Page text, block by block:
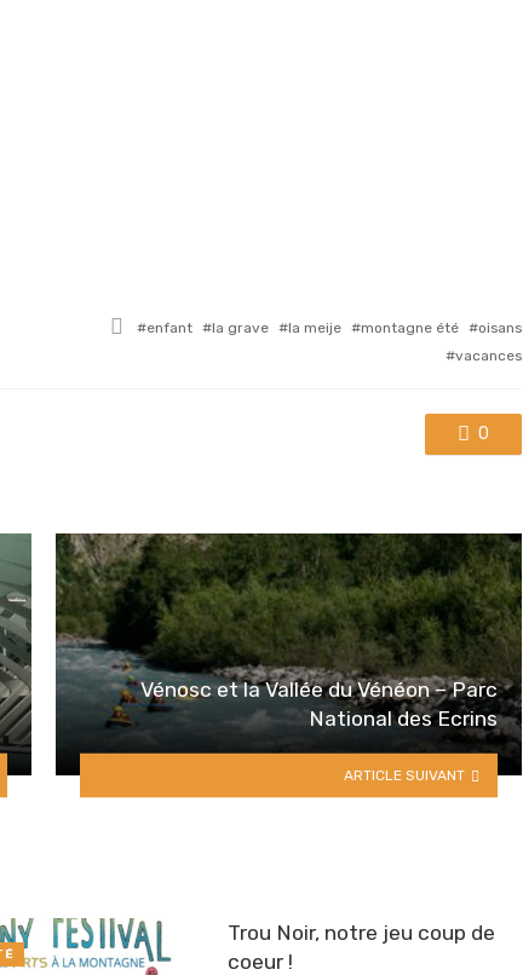
Tagged
enfant la grave la meije montagne été
oisans
vacances
0
Vénosc et la Vallée du Vénéon – Parc
National des Ecrins
ARTICLE SUIVANT
Trou Noir, notre jeu coup de
coeur !